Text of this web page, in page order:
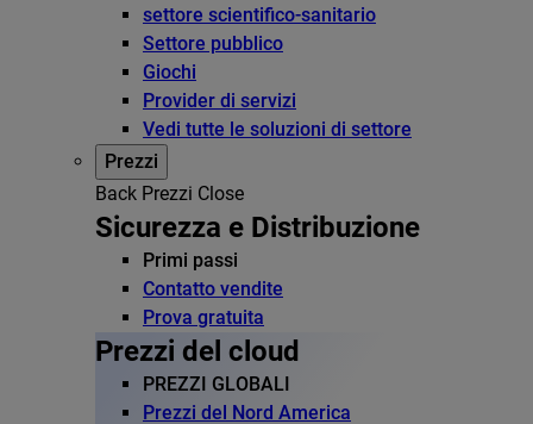
settore scientifico-sanitario
Settore pubblico
Giochi
Provider di servizi
Vedi tutte le soluzioni di settore
Prezzi
Back Prezzi Close
Sicurezza e Distribuzione
Primi passi
Contatto vendite
Prova gratuita
Prezzi del cloud
PREZZI GLOBALI
Prezzi del Nord America